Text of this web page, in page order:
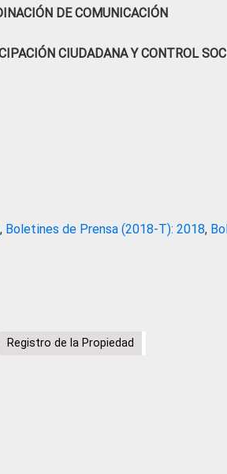
DE COMUNICACIÓN
CIUDADANA Y CONTROL
, Boletines de Prensa (2018-T): 2018,
Registro de la Propiedad